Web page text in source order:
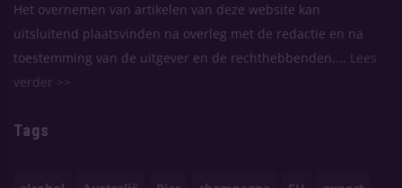
Het overnemen van artikelen van deze website kan
uitsluitend plaatsvinden na overleg met de redactie en na
toestemming van de uitgever en de rechthebbenden.... Lees
verder >>
Tags